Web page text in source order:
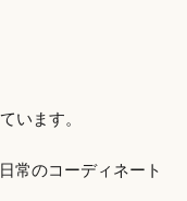
います。
常のコーディネート